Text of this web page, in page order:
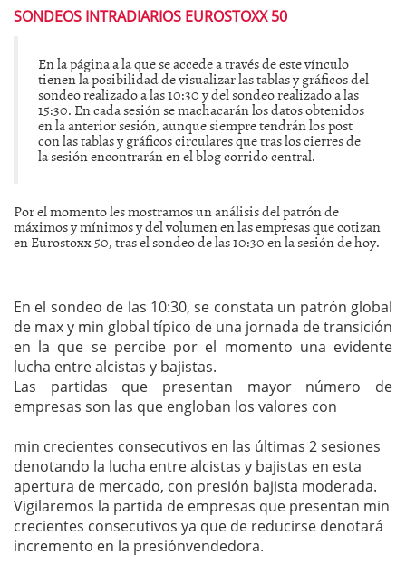
SONDEOS INTRADIARIOS EUROSTOXX 50
En la página a la que se accede a través de este vínculo
tienen la posibilidad de visualizar las tablas y gráficos del
sondeo realizado a las 10:30 y del sondeo realizado a las
15:30. En cada sesión se machacarán los datos obtenidos
en la anterior sesión, aunque siempre tendrán los post
con las tablas y gráficos circulares que tras los cierres de
la sesión encontrarán en el blog corrido central.
Por el momento les mostramos un análisis del patrón de
máximos y mínimos y del volumen en las empresas que cotizan
en Eurostoxx 50, tras el sondeo de las 10:30 en la sesión de hoy.
En el sondeo de las 10:30, se constata un patrón global
de max y min global típico de una jornada de transición
en la que se percibe por el momento una evidente
lucha entre alcistas y bajistas.
Las partidas que presentan mayor número de
empresas son las que engloban los valores con
min crecientes consecutivos en las últimas 2 sesiones
denotando la lucha entre alcistas y bajistas en esta
apertura de mercado, con presión bajista moderada.
Vigilaremos la partida de empresas que presentan min
crecientes consecutivos ya que de reducirse denotará
incremento en la presiónvendedora.